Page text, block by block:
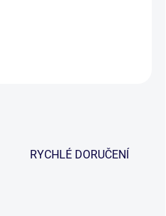
RYCHLÉ DORUČENÍ